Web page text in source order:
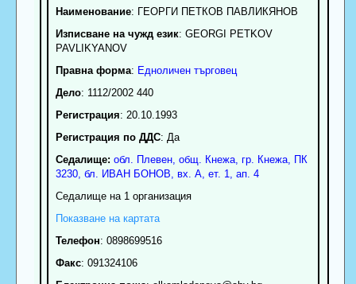
Наименование: ГЕОРГИ ПЕТКОВ ПАВЛИКЯНОВ
Изписване на чужд език: GEORGI PETKOV
PAVLIKYANOV
Правна форма: Едноличен търговец
Дело: 1112/2002 440
Регистрация: 20.10.1993
Регистрация по ДДС: Да
Седалище: обл. Плевен, общ. Кнежа, гр. Кнежа, ПК
3230, бл. ИВАН БОНОВ, вх. А, ет. 1, ап. 4
Седалище на 1 организация
Показване на картата
Телефон: 0898699516
Факс: 091324106